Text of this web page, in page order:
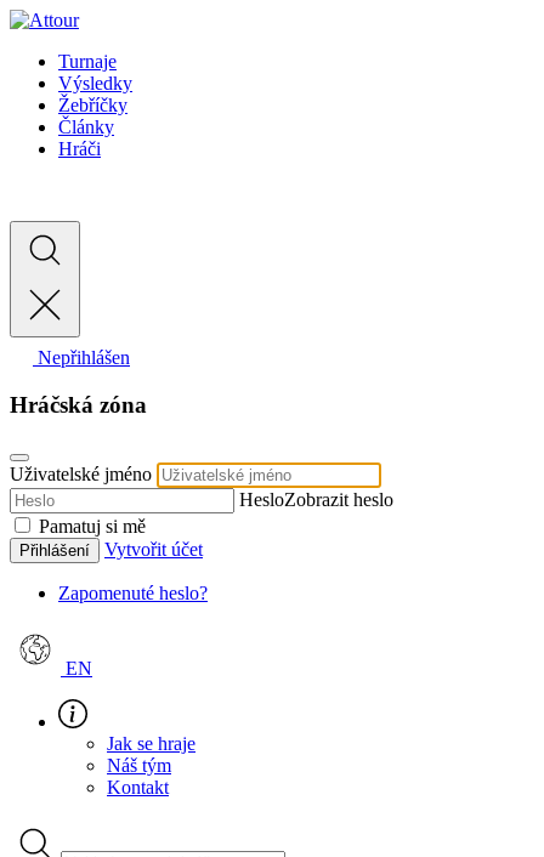
Turnaje
Výsledky
Žebříčky
Články
Hráči
Nepřihlášen
Hráčská zóna
Uživatelské jméno
HesloZobrazit heslo
Pamatuj si mě
Přihlášení Vytvořit účet
Zapomenuté heslo?
EN
Jak se hraje
Náš tým
Kontakt